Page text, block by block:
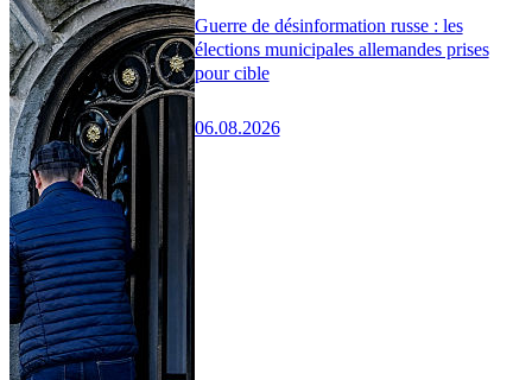
Guerre de désinformation russe : les
élections municipales allemandes prises
pour cible
06.08.2026